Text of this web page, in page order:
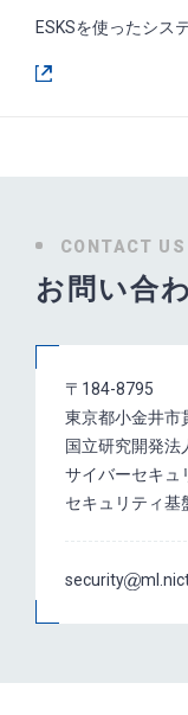
ESKSを使ったシス
CONTACT US
お問い合
〒184-8795
東京都小金井市
国立研究開発法
サイバーセキュ
セキュリティ基
security